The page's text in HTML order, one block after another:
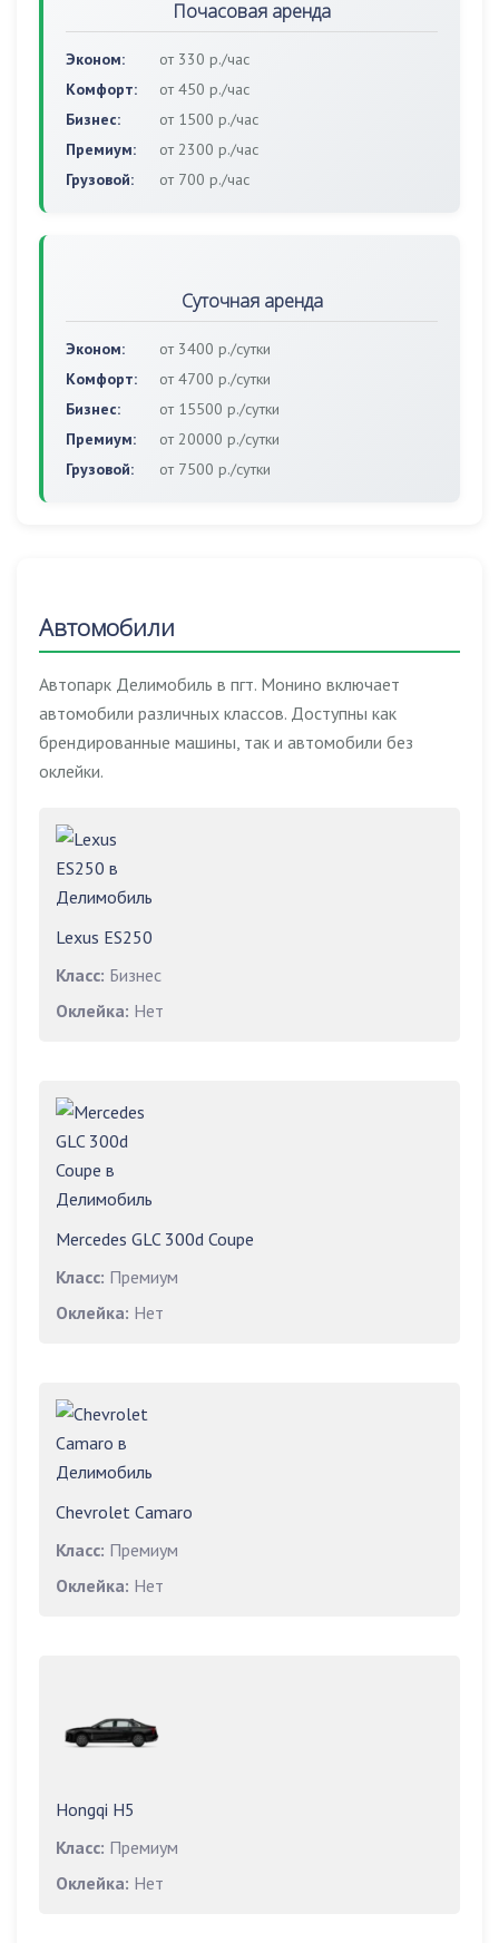
Почасовая аренда
Эконом:
от 330 р./час
Комфорт:
от 450 р./час
Бизнес:
от 1500 р./час
Премиум:
от 2300 р./час
Грузовой:
от 700 р./час
Суточная аренда
Эконом:
от 3400 р./сутки
Комфорт:
от 4700 р./сутки
Бизнес:
от 15500 р./сутки
Премиум:
от 20000 р./сутки
Грузовой:
от 7500 р./сутки
Автомобили
Автопарк Делимобиль в пгт. Монино включает
автомобили различных классов. Доступны как
брендированные машины, так и автомобили без
оклейки.
Lexus ES250
Класс: Бизнес
Оклейка: Нет
Mercedes GLC 300d Coupe
Класс: Премиум
Оклейка: Нет
Chevrolet Camaro
Класс: Премиум
Оклейка: Нет
Hongqi H5
Класс: Премиум
Оклейка: Нет